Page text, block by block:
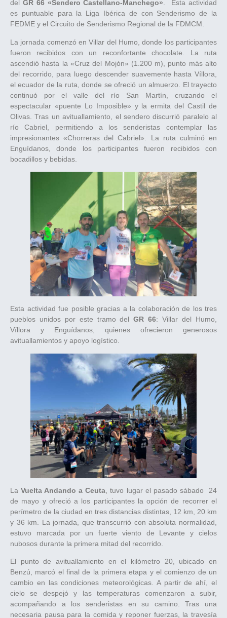
del GR 66 «Sendero Castellano-Manchego». Esta actividad
es puntuable para la Liga Ibérica de con Senderismo de la
FEDME y el Circuito de Senderismo Regional de la FDMCM.
La jornada comenzó en Villar del Humo, donde los participantes
fueron recibidos con un reconfortante chocolate. La ruta
ascendió hasta la «Cruz del Mojón» (1.200 m), punto más alto
del recorrido, para luego descender suavemente hasta Víllora,
el ecuador de la ruta, donde se ofreció un almuerzo. El trayecto
continuó por el valle del río San Martín, cruzando el
espectacular «puente Lo Imposible» y la ermita del Castil de
Olivas. Tras un avituallamiento, el sendero discurrió paralelo al
río Cabriel, permitiendo a los senderistas contemplar las
impresionantes «Chorreras del Cabriel». La ruta culminó en
Enguídanos, donde los participantes fueron recibidos con
bocadillos y bebidas.
Esta actividad fue posible gracias a la colaboración de los tres
pueblos unidos por este tramo delGR 66: Villar del Humo,
Víllora y Enguídanos, quienes ofrecieron generosos
avituallamientos y apoyo logístico.
La Vuelta Andando a Ceuta , tuvo lugar el pasado sábado 24
de mayo y ofreció a los participantes la opción de recorrer el
perímetro de la ciudad en tres distancias distintas, 12 km, 20 km
y 36 km. La jornada, que transcurrió con absoluta normalidad,
estuvo marcada por un fuerte viento de Levante y cielos
nubosos durante la primera mitad del recorrido.
El punto de avituallamiento en el kilómetro 20, ubicado en
Benzú, marcó el final de la primera etapa y el comienzo de un
cambio en las condiciones meteorológicas. A partir de ahí, el
cielo se despejó y las temperaturas comenzaron a subir,
acompañando a los senderistas en su camino. Tras una
necesaria pausa para la comida y reponer fuerzas, la travesía